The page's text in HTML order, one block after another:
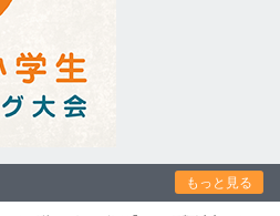
もっと見る